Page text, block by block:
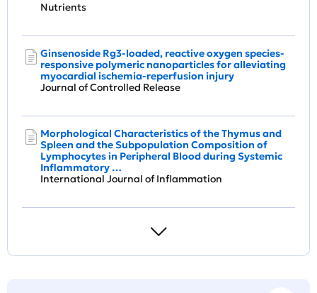
Nutrients
Ginsenoside Rg3-loaded, reactive oxygen species-
responsive polymeric nanoparticles for alleviating
myocardial ischemia-reperfusion injury
Journal of Controlled Release
Morphological Characteristics of the Thymus and
Spleen and the Subpopulation Composition of
Lymphocytes in Peripheral Blood during Systemic
Inflammatory …
International Journal of Inflammation